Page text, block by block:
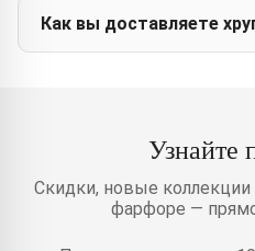
Как вы доставляете
Узнайте
Скидки, новые
фарфоре —